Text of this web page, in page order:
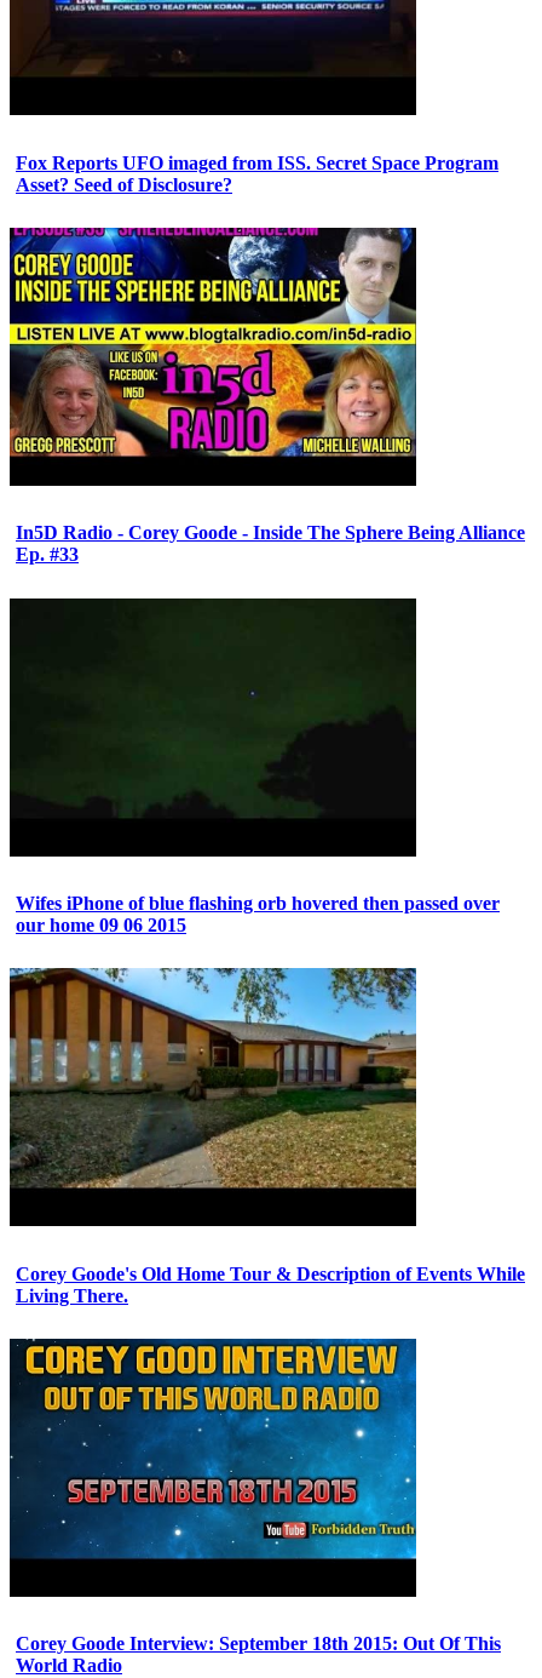
Fox Reports UFO imaged from ISS. Secret Space Program
Asset? Seed of Disclosure?
In5D Radio - Corey Goode - Inside The Sphere Being Alliance
Ep. #33
Wifes iPhone of blue flashing orb hovered then passed over
our home 09 06 2015
Corey Goode's Old Home Tour & Description of Events While
Living There.
Corey Goode Interview: September 18th 2015: Out Of This
World Radio